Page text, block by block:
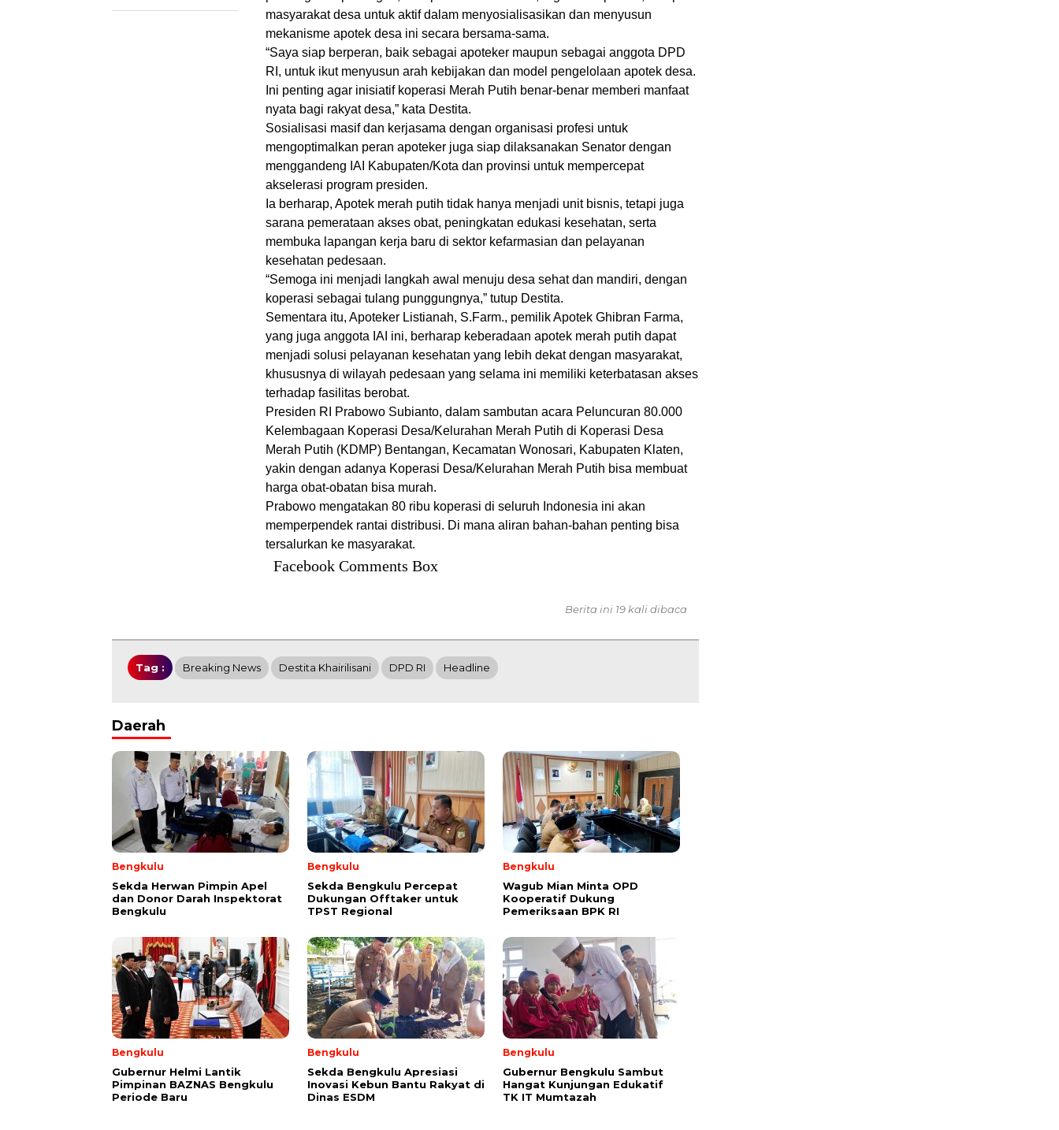
masyarakat desa untuk aktif dalam menyosialisasikan dan menyusun
mekanisme apotek desa ini secara bersama-sama.
“Saya siap berperan, baik sebagai apoteker maupun sebagai anggota DPD
RI, untuk ikut menyusun arah kebijakan dan model pengelolaan apotek desa.
Ini penting agar inisiatif koperasi Merah Putih benar-benar memberi manfaat
nyata bagi rakyat desa,” kata Destita.
Sosialisasi masif dan kerjasama dengan organisasi profesi untuk
mengoptimalkan peran apoteker juga siap dilaksanakan Senator dengan
menggandeng IAI Kabupaten/Kota dan provinsi untuk mempercepat
akselerasi program presiden.
Ia berharap, Apotek merah putih tidak hanya menjadi unit bisnis, tetapi juga
sarana pemerataan akses obat, peningkatan edukasi kesehatan, serta
membuka lapangan kerja baru di sektor kefarmasian dan pelayanan
kesehatan pedesaan.
“Semoga ini menjadi langkah awal menuju desa sehat dan mandiri, dengan
koperasi sebagai tulang punggungnya,” tutup Destita.
Sementara itu, Apoteker Listianah, S.Farm., pemilik Apotek Ghibran Farma,
yang juga anggota IAI ini, berharap keberadaan apotek merah putih dapat
menjadi solusi pelayanan kesehatan yang lebih dekat dengan masyarakat,
khususnya di wilayah pedesaan yang selama ini memiliki keterbatasan akses
terhadap fasilitas berobat.
Presiden RI Prabowo Subianto, dalam sambutan acara Peluncuran 80.000
Kelembagaan Koperasi Desa/Kelurahan Merah Putih di Koperasi Desa
Merah Putih (KDMP) Bentangan, Kecamatan Wonosari, Kabupaten Klaten,
yakin dengan adanya Koperasi Desa/Kelurahan Merah Putih bisa membuat
harga obat-obatan bisa murah.
Prabowo mengatakan 80 ribu koperasi di seluruh Indonesia ini akan
memperpendek rantai distribusi. Di mana aliran bahan-bahan penting bisa
tersalurkan ke masyarakat.
Facebook Comments Box
Berita ini 19 kali dibaca
Tag : Breaking News Destita Khairilisani DPD RI Headline
Daerah
Bengkulu
Sekda Herwan Pimpin Apel
dan Donor Darah Inspektorat
Bengkulu
Bengkulu
Sekda Bengkulu Percepat
Dukungan Offtaker untuk
TPST Regional
Bengkulu
Wagub Mian Minta OPD
Kooperatif Dukung
Pemeriksaan BPK RI
Bengkulu
Gubernur Helmi Lantik
Pimpinan BAZNAS Bengkulu
Periode Baru
Bengkulu
Sekda Bengkulu Apresiasi
Inovasi Kebun Bantu Rakyat di
Dinas ESDM
Bengkulu
Gubernur Bengkulu Sambut
Hangat Kunjungan Edukatif
TK IT Mumtazah